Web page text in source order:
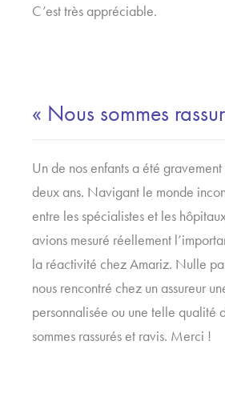
C’est très appréciable.
« Nous sommes
Un de nos enfants a été
deux ans. Navigant le monde
entre les spécialistes et les
avions mesuré réellement
la réactivité chez Amariz. Nulle
nous rencontré chez un assureur
personnalisée ou une telle qualité
sommes rassurés et ravis. Merci !